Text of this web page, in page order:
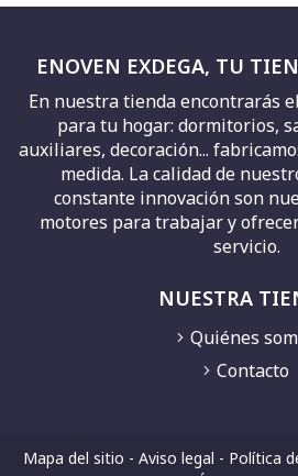
ENOVEN EXDEGA, TU
En nuestra tienda encontrarás
para tu hogar: dormitorios,
auxiliares, decoración...
medida. La calidad de
constante innovación son
motores para trabajar y
servicio.
NUESTRA
Quiénes
Contacto
Mapa del sitio - Aviso legal - Política